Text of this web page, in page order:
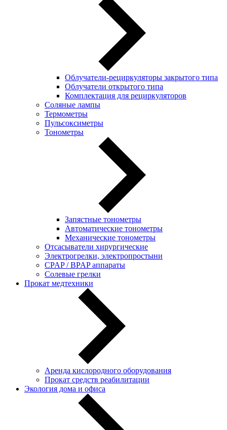
Облучатели-рециркуляторы закрытого типа
Облучатели открытого типа
Комплектация для рециркуляторов
Соляные лампы
Термометры
Пульсоксиметры
Тонометры
Запястные тонометры
Автоматические тонометры
Механические тонометры
Отсасыватели хирургические
Электрогрелки, электропростыни
CPAP / BPAP аппараты
Солевые грелки
Прокат медтехники
Аренда кислородного оборудования
Прокат средств реабилитации
Экология дома и офиса